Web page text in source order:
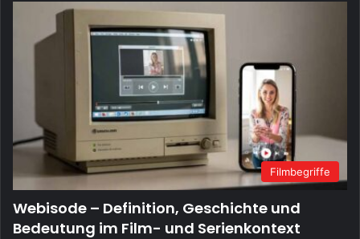
Filmbegriffe
Webisode – Definition, Geschichte und
Bedeutung im Film- und Serienkontext